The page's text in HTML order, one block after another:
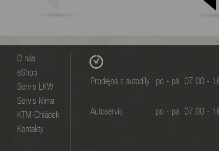
O nás
eShop
Servis LKW
Servis klima
KTM-Chládek
Kontakty
Prodejna s autodíly po - pá 07.00 -
Autoservis po - pá 07.00 -